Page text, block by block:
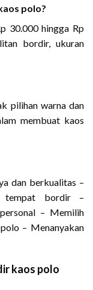
polo?
30.000 hingga Rp
bordir, ukuran
pilihan warna dan
membuat kaos
dan berkualitas –
tempat bordir –
– Memilih
– Menanyakan
kaos polo